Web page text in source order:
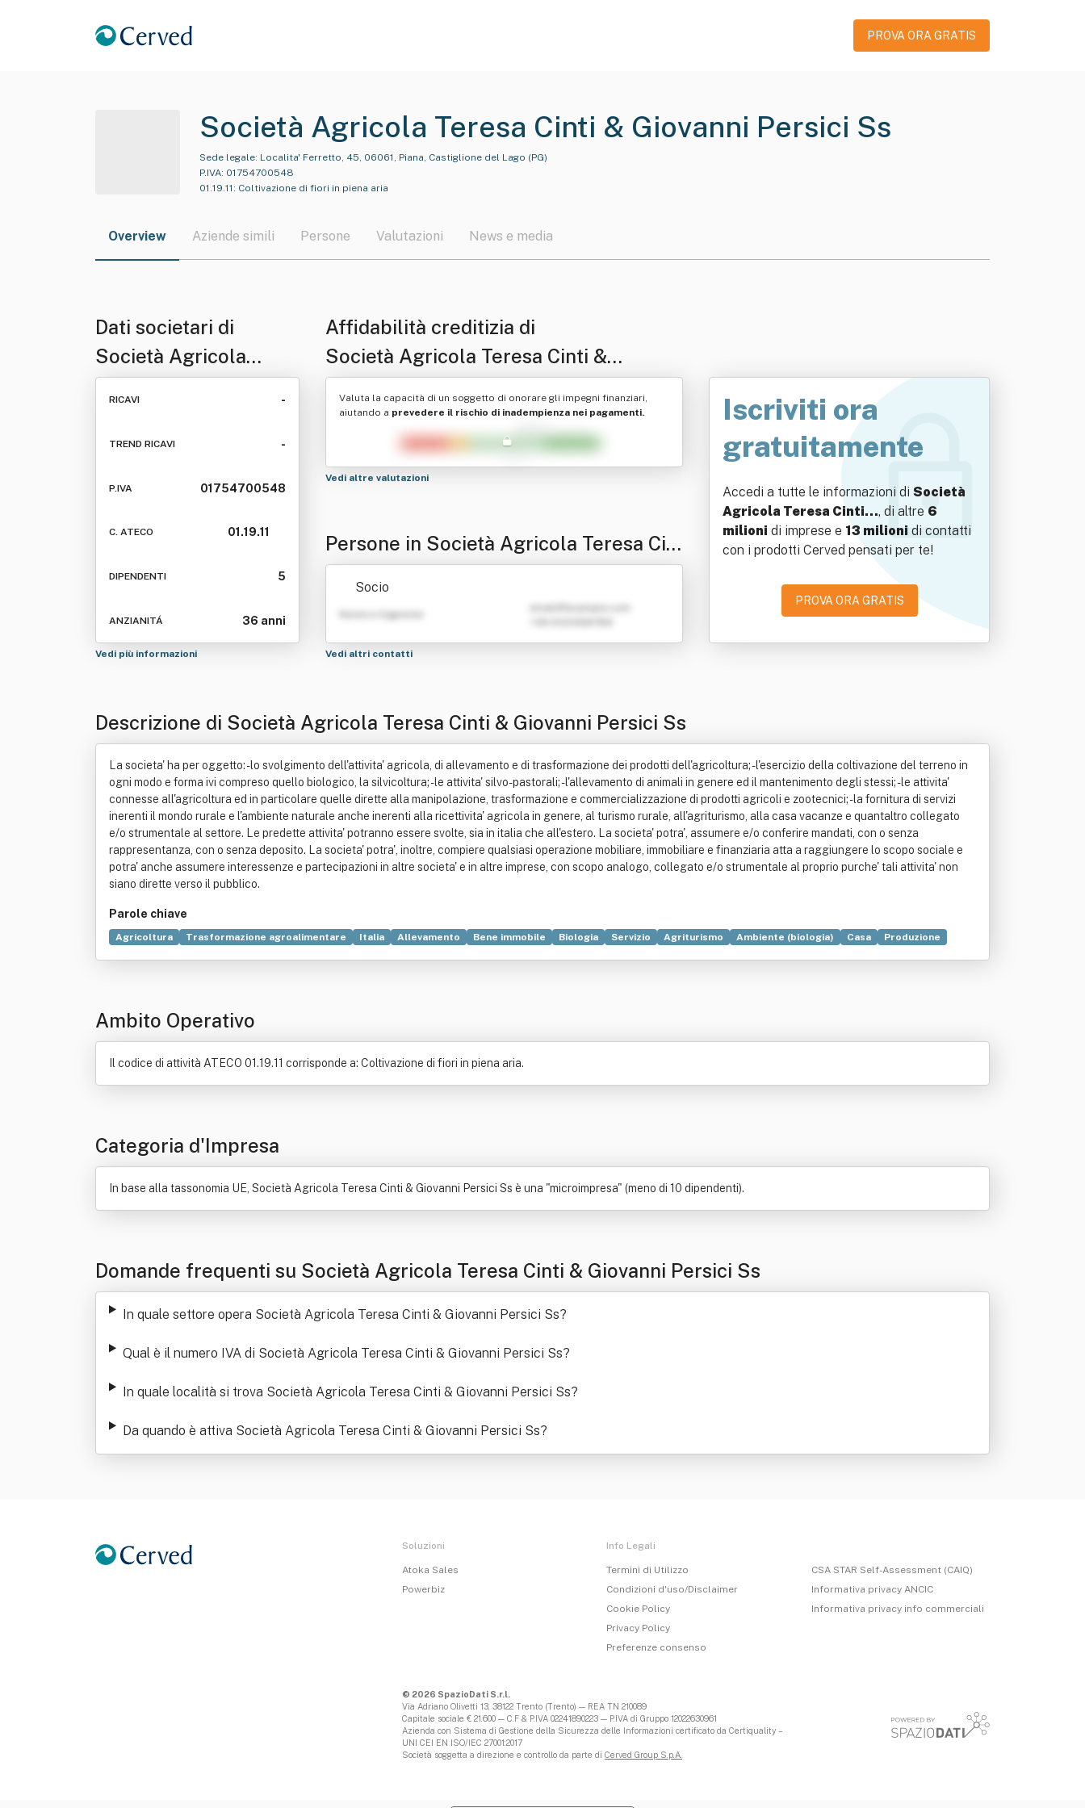
PROVA ORA GRATIS
Società Agricola Teresa Cinti & Giovanni Persici Ss
Sede legale: Localita' Ferretto, 45, 06061, Piana, Castiglione del Lago (PG)
P.IVA: 01754700548
01.19.11 : Coltivazione di fiori in piena aria
Overview Aziende simili Persone Valutazioni News e media
Dati societari di
Società Agricola
Teresa Cinti &
RICAVI -
TREND RICAVI -
P.IVA 01754700548
C. ATECO 01.19.11
DIPENDENTI 5
ANZIANITÁ 36 anni
Vedi più informazioni
Affidabilità creditizia di
Società Agricola Teresa Cinti &
Giovanni Persici Ss
Valuta la capacità di un soggetto di onorare gli impegni finanziari,
aiutando a prevedere il rischio di inadempienza nei pagamenti.
Vedi altre valutazioni
Persone in Società Agricola Teresa Cin
ti & Giovanni Persici Ss
Socio
Nome e Cognome
Vedi altri contatti
Iscriviti ora
gratuitamente
Accedi a tutte le informazioni di Società
Agricola Teresa Cinti…, di altre 6
milioni di imprese e 13 milioni di contatti
con i prodotti Cerved pensati per te!
PROVA ORA GRATIS
Descrizione di Società Agricola Teresa Cinti & Giovanni Persici Ss
La societa' ha per oggetto: - lo svolgimento dell'attivita' agricola, di allevamento e di trasformazione dei prodotti dell'agricoltura; - l'esercizio della coltivazione del terreno in
ogni modo e forma ivi compreso quello biologico, la silvicoltura; - le attivita' silvo-pastorali; - l'allevamento di animali in genere ed il mantenimento degli stessi; - le attivita'
connesse all'agricoltura ed in particolare quelle dirette alla manipolazione, trasformazione e commercializzazione di prodotti agricoli e zootecnici; - la fornitura di servizi
inerenti il mondo rurale e l'ambiente naturale anche inerenti alla ricettivita' agricola in genere, al turismo rurale, all'agriturismo, alla casa vacanze e quantaltro collegato
e/o strumentale al settore. Le predette attivita' potranno essere svolte, sia in italia che all'estero. La societa' potra', assumere e/o conferire mandati, con o senza
rappresentanza, con o senza deposito. La societa' potra', inoltre, compiere qualsiasi operazione mobiliare, immobiliare e finanziaria atta a raggiungere lo scopo sociale e
potra' anche assumere interessenze e partecipazioni in altre societa' e in altre imprese, con scopo analogo, collegato e/o strumentale al proprio purche' tali attivita' non
siano dirette verso il pubblico.
Parole chiave
Agricoltura Trasformazione agroalimentare Italia Allevamento Bene immobile Biologia Servizio Agriturismo Ambiente (biologia) Casa
Produzione
Ambito Operativo
Il codice di attività ATECO 01.19.11 corrisponde a: Coltivazione di fiori in piena aria.
Categoria d'Impresa
In base alla tassonomia UE, Società Agricola Teresa Cinti & Giovanni Persici Ss è una "microimpresa" (meno di 10 dipendenti).
Domande frequenti su Società Agricola Teresa Cinti & Giovanni Persici Ss
In quale settore opera Società Agricola Teresa Cinti & Giovanni Persici Ss?
Qual è il numero IVA di Società Agricola Teresa Cinti & Giovanni Persici Ss?
In quale località si trova Società Agricola Teresa Cinti & Giovanni Persici Ss?
Da quando è attiva Società Agricola Teresa Cinti & Giovanni Persici Ss?
Soluzioni
Atoka Sales
Powerbiz
Info Legali
Termini di Utilizzo
Condizioni d'uso/Disclaimer
Cookie Policy
Privacy Policy
Preferenze consenso
CSA STAR Self-Assessment (CAIQ)
Informativa privacy ANCIC
Informativa privacy info commerciali
© 2026 SpazioDati S.r.l.
Via Adriano Olivetti 13, 38122 Trento (Trento) — REA TN 210089
Capitale sociale € 21.600 — C.F & P.IVA 02241890223 — P.IVA di Gruppo 12022630961
Azienda con Sistema di Gestione della Sicurezza delle Informazioni certificato da Certiquality –
UNI CEI EN ISO/IEC 27001:2017
Società soggetta a direzione e controllo da parte di Cerved Group S.p.A.